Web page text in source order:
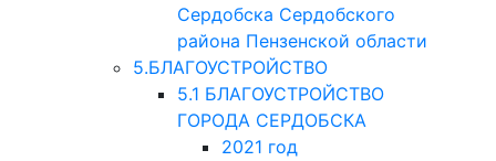
Сердобска Сердобского
района Пензенской области
5.БЛАГОУСТРОЙСТВО
5.1 БЛАГОУСТРОЙСТВО
ГОРОДА СЕРДОБСКА
2021 год